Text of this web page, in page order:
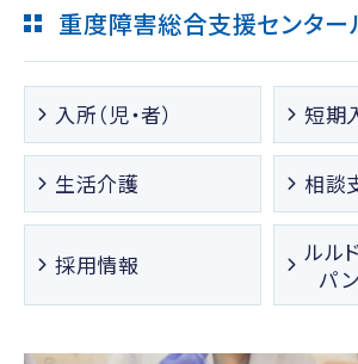
重度障害総合支援センター
入所（児・者） 短期
生活介護 相談
採用情報
ルル
パ